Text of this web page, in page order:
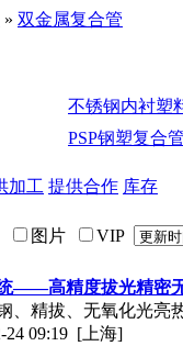
» 双金属复合管
不锈钢内衬塑
PSP钢塑复合管
加工 提供合作 库存
图片 VIP
——高精度拔光精密
、精拔、无氧化光亮
24 09:19 [上海]